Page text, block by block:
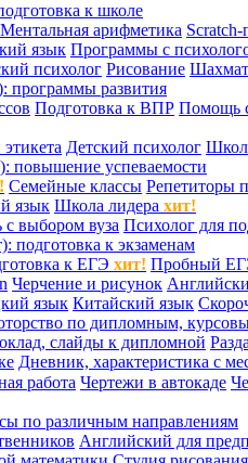
к школе
Ментальная арифметика
язык Программы с
психолог Рисование
программы развития
Подготовка к ВПР Помощь
Детский психолог
повышение успеваемости
Семейные классы Репетиторы
язык Школа лидера хит!
выбором вуза Психолог для
подготовка к экзаменам
к ЕГЭ хит! Пробный
Черчение и рисунок
язык Китайский язык
по дипломным,
слайды к дипломной
Дневник, характеристика с
работа Чертежи в автокаде
по различным направлениям
Английский для